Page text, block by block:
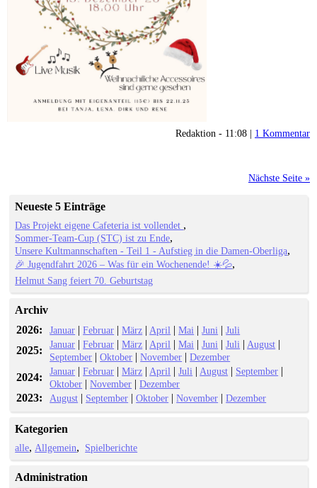
Redaktion - 11:08 | 1 Kommentar
Nächste Seite »
Neueste 5 Einträge
Das Projekt eigene Cafeteria ist vollendet
Sommer-Team-Cup (STC) ist zu Ende
Unsere Kultmannschaften - Teil 1 - Aufstieg in die Damen-Oberliga
🎉 Jugendfahrt 2026 – Was für ein Wochenende! ☀️💦
Helmut Sang feiert 70. Geburtstag
Archiv
2026:
Januar |Februar |März | April |Mai |Juni |Juli
2025: Januar |Februar |März | April |Mai |Juni |Juli | August |
September |Oktober |November |Dezember
2024: Januar |Februar |März | April |Juli | August | September |
Oktober |November |Dezember
2023: August | September |Oktober |November |Dezember
Kategorien
alle Allgemein Spielberichte
Administration